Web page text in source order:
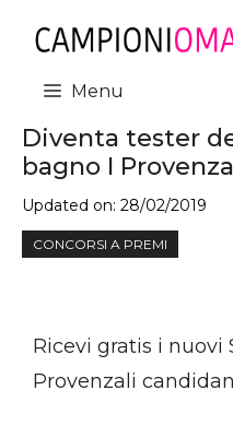
contenuto
Menu
Diventa tester
bagno I
Updated on: 28/02/2019
CONCORSI A PREMI
Ricevi gratis i nuovi
Provenzali